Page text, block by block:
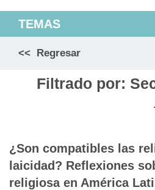
TEMAS
<< Regresar
Filtrado por:
¿Son compatibles las
laicidad? Reflexiones
religiosa en América